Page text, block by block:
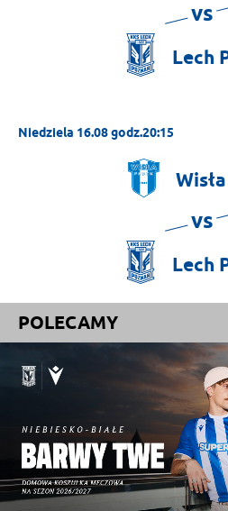
vs
Lech
Niedziela 16.08 godz.20:15
Wisła
vs
Lech
POLECAMY